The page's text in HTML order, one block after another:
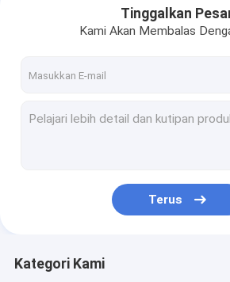
Tempat Tidur Sofa Lipat
Kabinet Alas Ponsel
Meja kantor 6 orang
Tinggalkan
Kami Akan Membalas
Terus
Kategori Kami